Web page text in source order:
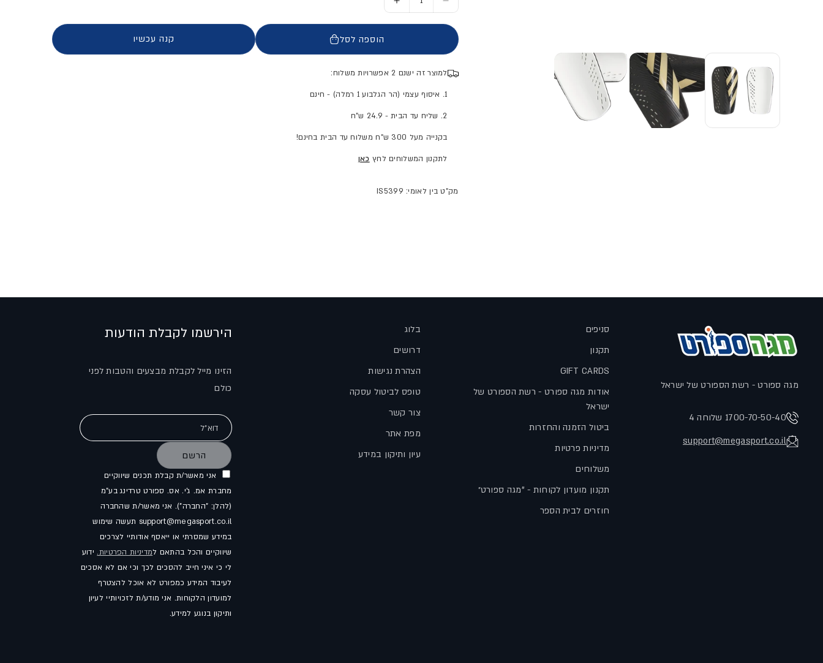
הסר כמות ל- מגני עצם TIRO SG CLBהוסף כמות ל- מגני עצם TIRO SG CLB
הוספה לסל קנה עכשיו
למוצר זה ישנם 2 אפשרויות משלוח:
1. איסוף עצמי (הר הגלבוע 1 רמלה) - חינם
2. שליח עד הבית - 24.9 ש"ח
בקנייה מעל 300 ש"ח משלוח עד הבית בחינם!
לתקנון המשלוחים לחץ כאן
מק"ט בין לאומי: IS5399
מגה ספורט - רשת הספורט של ישראל
1700-70-50-40 שלוחה 4
support@megasport.co.il
סניפים
תקנון
GIFT CARDS
אודות מגה ספורט - רשת הספורט של
ישראל
ביטול הזמנה והחזרות
מדיניות פרטיות
משלוחים
תקנון מועדון לקוחות - "מגה ספורט״
חוזרים לבית הספר
בלוג
דרושים
הצהרת נגישות
טופס לביטול עסקה
צור קשר
מפת אתר
עיון ותיקון במידע
הירשמו לקבלת הודעות
הזינו מייל לקבלת מבצעים והטבות לפני
כולם
דוא"ל
הרשם
אני מאשר/ת קבלת תכנים שיווקיים
מחברת אמ. ג'י. אס. ספורט טרדינג בע"מ
(להלן: "החברה"). אני מאשר/ת שהחברה
support@megasport.co.il תעשה שימוש
במידע שמסרתי או ייאסף אודותיי לצרכים
שיווקיים והכל בהתאם למדיניות הפרטיות.ידוע
לי כי איני חייב להסכים לכך וכי אם לא אסכים
לעיבוד המידע כמפורט לא אוכל להצטרף
למועדון הלקוחות. אני מודע/ת לזכויותיי לעיון
ותיקון בנוגע למידע.